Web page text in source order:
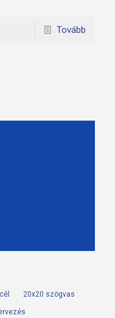
Tovább
20x20 szögvas